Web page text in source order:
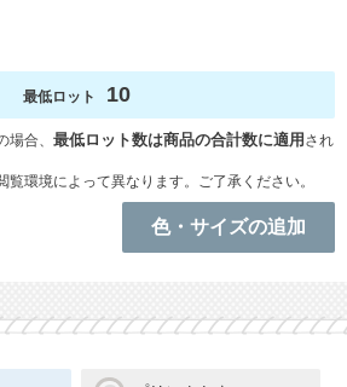
最低ロット 10
合、 最低ロット数は商品の合計数に適用 され
環境によって異なります。ご了承ください。